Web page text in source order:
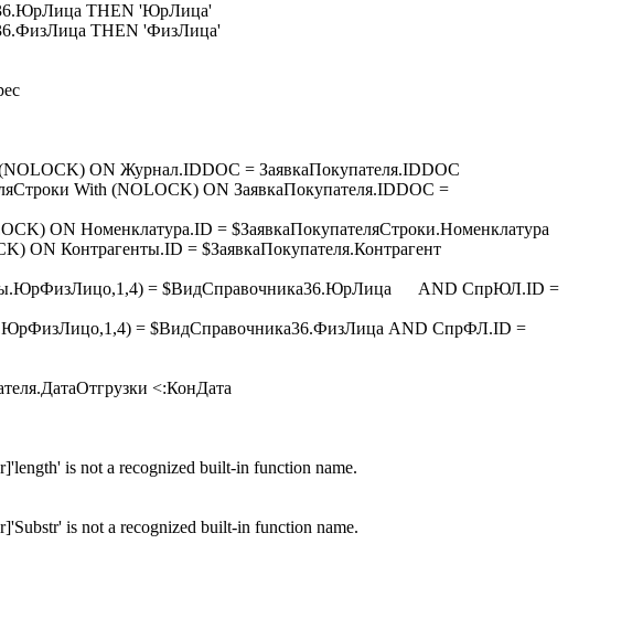
THEN 'ЮрЛица'
THEN 'ФизЛица'
ON Журнал.IDDOC = ЗаявкаПокупателя.IDDOC
With (NOLOCK) ON ЗаявкаПокупателя.IDDOC =
ON Номенклатура.ID = $ЗаявкаПокупателяСтроки.Номенклатура
Контрагенты.ID = $ЗаявкаПокупателя.Контрагент
= $ВидСправочника36.ЮрЛица AND СпрЮЛ.ID =
= $ВидСправочника36.ФизЛица AND СпрФЛ.ID =
<:КонДата
is not a recognized built-in function name.
is not a recognized built-in function name.